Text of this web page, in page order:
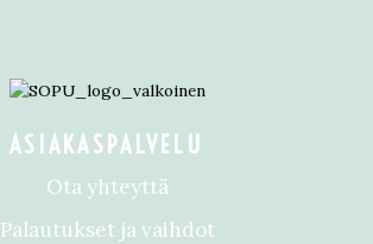
ASIAKASPALVELU
Ota yhteyttä
Palautukset ja vaihdot